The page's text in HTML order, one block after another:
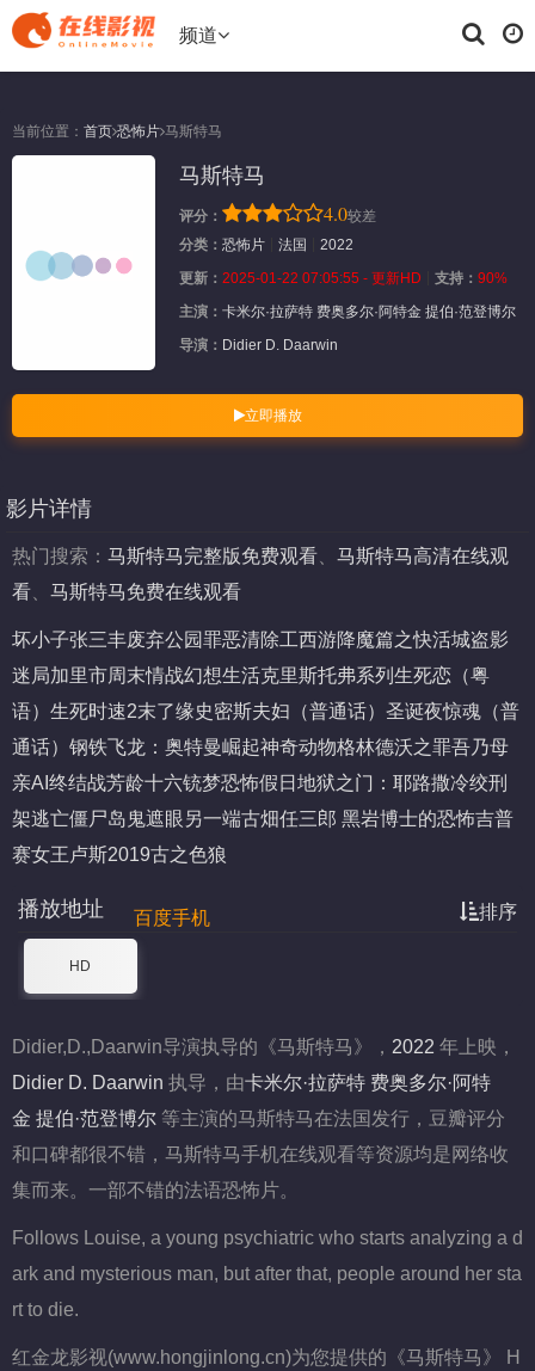
频道
当前位置： 首页 恐怖片 马斯特马
马斯特马
评分： 4.0较差
分类： 恐怖片 法国
2022
更新： 2025-01-22 07:05:55 - 更新HD 支持： 90%
主演： 卡米尔·拉萨特 费奥多尔·阿特金 提伯·范登博尔
导演： Didier D. Daarwin
立即播放
影片详情
热门搜索： 马斯特马完整版免费观看
马斯特马高清在线观
看
马斯特马免费在线观看
坏小子张三丰废弃公园罪恶清除工西游降魔篇之快活城盗影
迷局加里市周末情战幻想生活克里斯托弗系列 生死恋（粤
语） 生死时速2末了缘史密斯夫妇（普通话） 圣诞夜惊魂（普
通话） 钢铁飞龙：奥特曼崛起神奇动物格林德沃之罪吾乃母
亲AI终结战芳龄十六铳梦恐怖假日 地狱之门：耶路撒冷绞刑
架逃亡僵尸岛鬼遮眼另一端古畑任三郎 黑岩博士的恐怖吉普
赛女王卢斯2019古之色狼
排序
播放地址 百度手机
HD
Didier,D.,Daarwin导演执导的《马斯特马》， 2022 年上映，
Didier D. Daarwin 执导，由卡米尔·拉萨特 费奥多尔·阿特
金 提伯·范登博尔 等主演的马斯特马在法国发行，豆瓣评分
和口碑都很不错，马斯特马手机在线观看等资源均是网络收
集而来。一部不错的法语恐怖片。
Follows Louise, a young psychiatric who starts analyzing a d
ark and mysterious man, but after that, people around her sta
rt to die.
红金龙影视(www.hongjinlong.cn)为您提供的《马斯特马》 H